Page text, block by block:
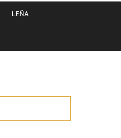
LEÑA